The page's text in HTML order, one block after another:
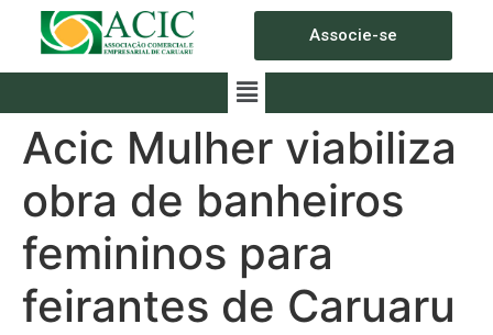
Associe-se
Acic Mulher viabiliza
obra de banheiros
femininos para
feirantes de Caruaru